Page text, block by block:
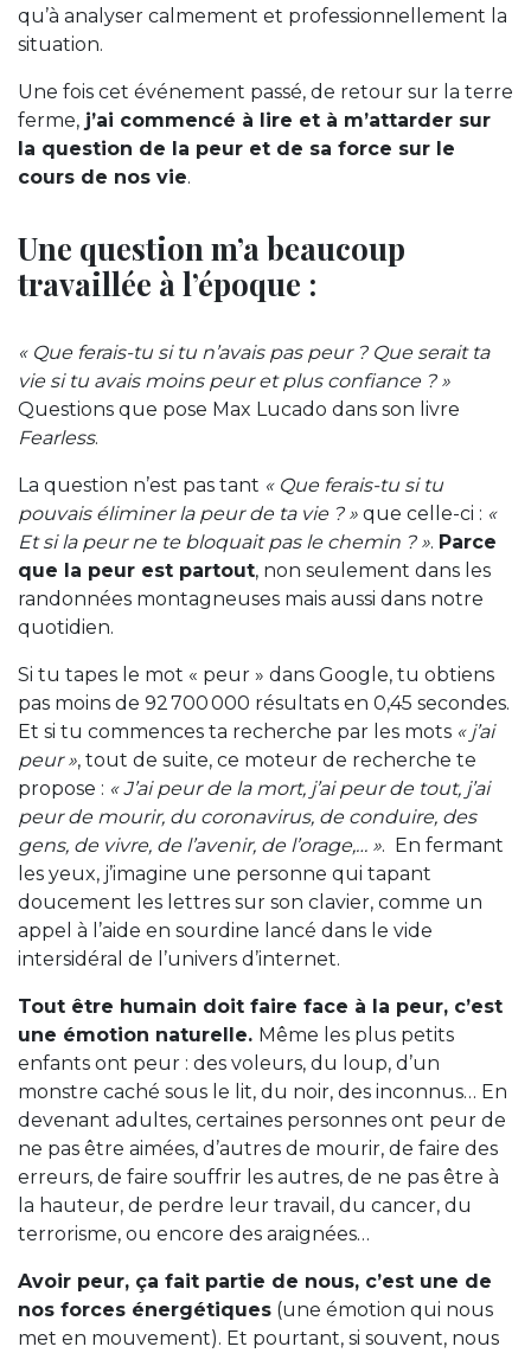
qu’à analyser calmement et professionnellement la
situation.
Une fois cet événement passé, de retour sur la terre
ferme, j’ai commencé à lire et à m’attarder sur
la question de la peur et de sa force sur le
cours de nos vie.
Une question m’a beaucoup
travaillée à l’époque :
« Que ferais-tu si tu n’avais pas peur ? Que serait ta
vie si tu avais moins peur et plus confiance ? »
Questions que pose Max Lucado dans son livre
Fearless.
La question n’est pas tant « Que ferais-tu si tu
pouvais éliminer la peur de ta vie ? » que celle-ci : «
Et si la peur ne te bloquait pas le chemin ? ». Parce
que la peur est partout, non seulement dans les
randonnées montagneuses mais aussi dans notre
quotidien.
Si tu tapes le mot « peur » dans Google, tu obtiens
pas moins de 92 700 000 résultats en 0,45 secondes.
Et si tu commences ta recherche par les mots « j’ai
peur », tout de suite, ce moteur de recherche te
propose : « J’ai peur de la mort, j’ai peur de tout, j’ai
peur de mourir, du coronavirus, de conduire, des
gens, de vivre, de l’avenir, de l’orage,… ». En fermant
les yeux, j’imagine une personne qui tapant
doucement les lettres sur son clavier, comme un
appel à l’aide en sourdine lancé dans le vide
intersidéral de l’univers d’internet.
Tout être humain doit faire face à la peur, c’est
une émotion naturelle. Même les plus petits
enfants ont peur : des voleurs, du loup, d’un
monstre caché sous le lit, du noir, des inconnus… En
devenant adultes, certaines personnes ont peur de
ne pas être aimées, d’autres de mourir, de faire des
erreurs, de faire souffrir les autres, de ne pas être à
la hauteur, de perdre leur travail, du cancer, du
terrorisme, ou encore des araignées…
Avoir peur, ça fait partie de nous, c’est une de
nos forces énergétiques (une émotion qui nous
met en mouvement). Et pourtant, si souvent, nous